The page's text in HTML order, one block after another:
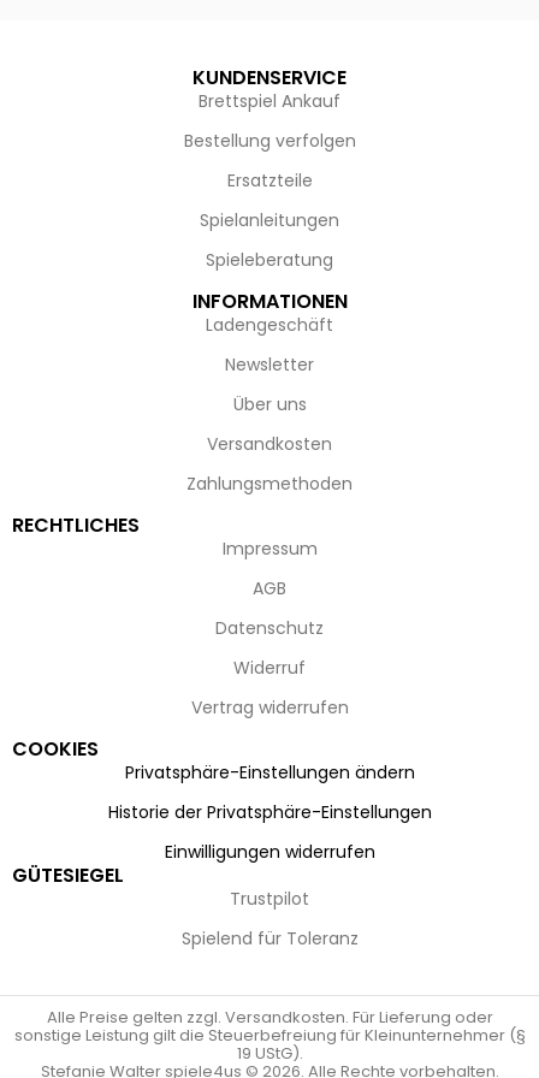
KUNDENSERVICE
Brettspiel Ankauf
Bestellung verfolgen
Ersatzteile
Spielanleitungen
Spieleberatung
INFORMATIONEN
Ladengeschäft
Newsletter
Über uns
Versandkosten
Zahlungsmethoden
RECHTLICHES
Impressum
AGB
Datenschutz
Widerruf
Vertrag widerrufen
COOKIES
Privatsphäre-Einstellungen ändern
Historie der Privatsphäre-Einstellungen
Einwilligungen widerrufen
GÜTESIEGEL
Trustpilot
Spielend für Toleranz
Alle Preise gelten zzgl. Versandkosten. Für Lieferung oder
sonstige Leistung gilt die Steuerbefreiung für Kleinunternehmer (§
19 UStG).
Stefanie Walter spiele4us © 2026. Alle Rechte vorbehalten.